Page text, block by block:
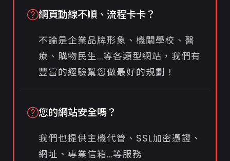
網頁動線不順、流程卡卡？
不論是企業品牌形象、機關學校、醫
療、購物民生...等各類型網站，我們有
豐富的經驗幫您做最好的規劃！
您的網站安全嗎？
我們也提供主機代管、SSL加密憑證、
網址、專業信箱...等服務